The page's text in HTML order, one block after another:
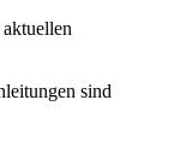
sind